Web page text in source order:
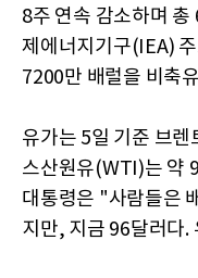
8주 연속 감소하며
제에너지기구(IEA)
7200만 배럴을 비축
유가는 5일 기준 브
스산원유(WTI)는 약
대통령은 "사람들은
지만, 지금 96달러다.